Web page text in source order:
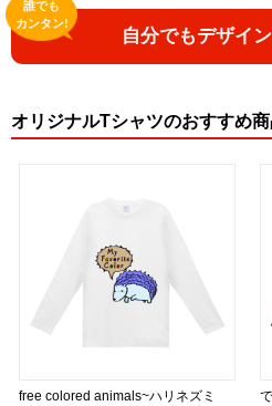
自分でもデザイ
誰でも
カンタン!
オリジナルTシャツのおすすめ
free colored animals~ハリネズミ